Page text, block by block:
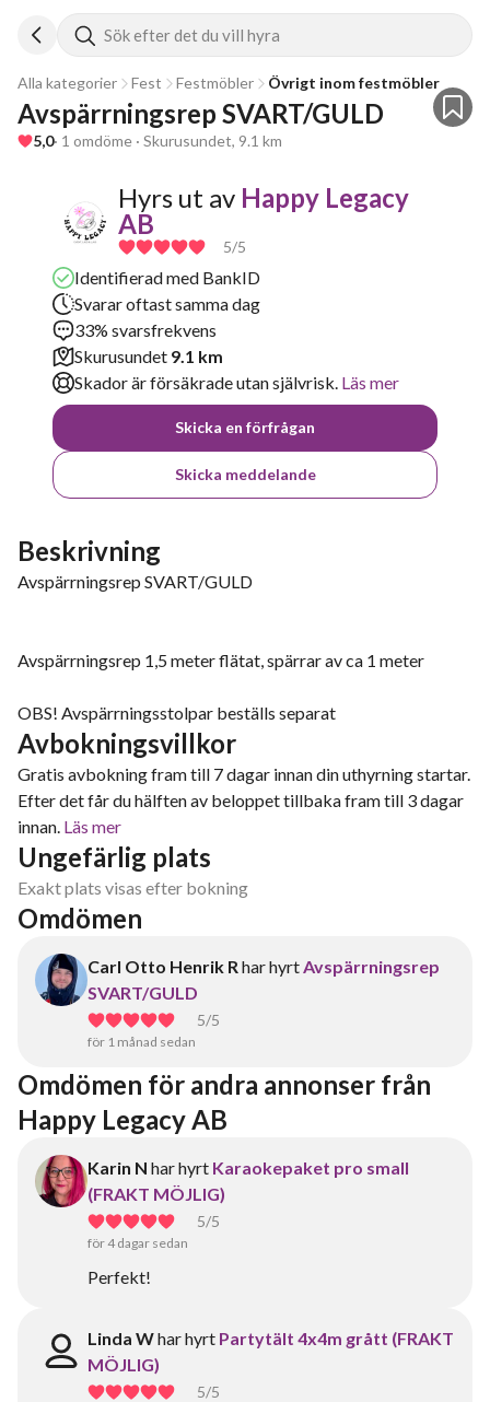
Sök efter det du vill hyra
Alla kategorier Fest Festmöbler Övrigt inom festmöbler
Avspärrningsrep SVART/GULD
5,0· 1 omdöme · Skurusundet, 9.1 km
Hyrs ut av Happy Legacy
AB
5/5
Identifierad med BankID
Svarar oftast samma dag
33% svarsfrekvens
Skurusundet 9.1 km
Skador är försäkrade utan självrisk. Läs mer
Skicka en förfrågan
Skicka meddelande
Beskrivning
Avspärrningsrep SVART/GULD
Avspärrningsrep 1,5 meter flätat, spärrar av ca 1 meter
OBS! Avspärrningsstolpar beställs separat
Avbokningsvillkor
Gratis avbokning fram till 7 dagar innan din uthyrning startar.
Efter det får du hälften av beloppet tillbaka fram till 3 dagar
innan. Läs mer
Ungefärlig plats
Exakt plats visas efter bokning
Omdömen
Carl Otto Henrik Rhar hyrtAvspärrningsrep
SVART/GULD
5/5
för 1 månad sedan
Omdömen för andra annonser från
Happy Legacy AB
Karin N har hyrt Karaokepaket pro small
(FRAKT MÖJLIG)
5/5
för 4 dagar sedan
Perfekt!
Linda Whar hyrt Partytält 4x4m grått (FRAKT
MÖJLIG)
5/5